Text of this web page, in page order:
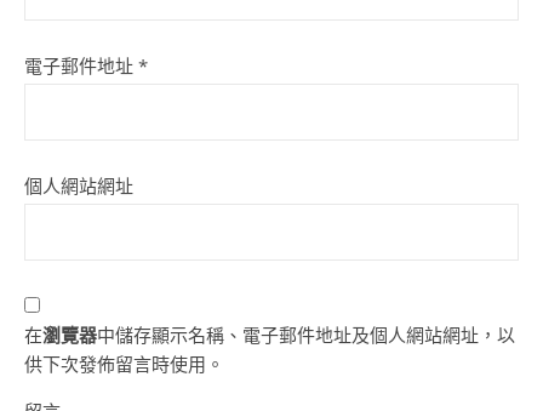
電子郵件地址 *
個人網站網址
在瀏覽器中儲存顯示名稱、電子郵件地址及個人網站網址，以
供下次發佈留言時使用。